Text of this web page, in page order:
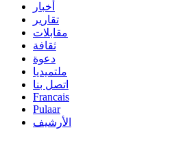
أخبار
تقارير
مقابلات
ثقافة
دعوة
ملتميديا
اتصل بنا
Francais
Pulaar
الأرشيف